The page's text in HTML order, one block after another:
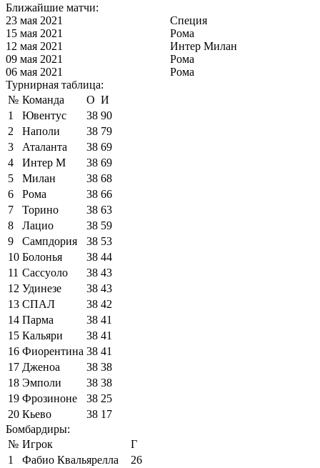
Ближайшие матчи:
23 мая 2021
Специя
15 мая 2021
Рома
12 мая 2021
Интер Милан
09 мая 2021
Рома
06 мая 2021
Рома
Турнирная таблица:
№ Команда О И
1
Ювентус 38 90
2
Наполи 38 79
3
Аталанта 38 69
4
Интер М 38 69
5
Милан 38 68
6
Рома 38 66
7
Торино 38 63
8
Лацио 38 59
9
Сампдория 38 53
10 Болонья 38 44
11 Сассуоло 38 43
12 Удинезе 38 43
13 СПАЛ 38 42
14 Парма 38 41
15 Кальяри 38 41
16 Фиорентина 38 41
17 Дженоа 38 38
18 Эмполи 38 38
19 Фрозиноне 38 25
20 Кьево 38 17
Бомбардиры:
№ Игрок
Г
1
Фабио Квальярелла
26